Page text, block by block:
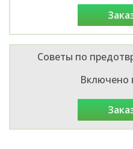
Советы по
Включено